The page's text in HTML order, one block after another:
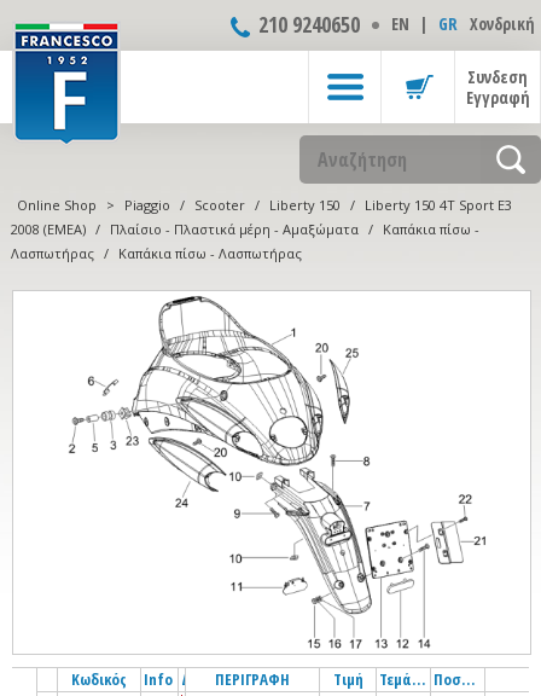
210 9240650 ΕΝ | GR Χονδρική
Συνδεση
Εγγραφή
Online Shop > Piaggio / Scooter / Liberty 150 / Liberty 150 4T Sport E3
2008 (EMEA) / Πλαίσιο - Πλαστικά μέρη - Αμαξώματα / Καπάκια πίσω -
Λασπωτήρας / Καπάκια πίσω - Λασπωτήρας
Κωδικός Info ΠΕΡΙΓΡΑΦΗ Τιμή Τεμάχια Ποσότητα